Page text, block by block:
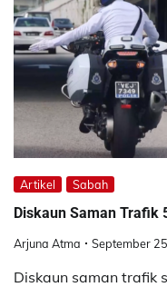
Artikel Sabah
Diskaun Saman Trafik
Arjuna Atma September
Diskaun saman trafik